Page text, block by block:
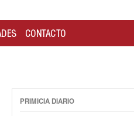
CONTACTO
PRIMICIA DIARIO